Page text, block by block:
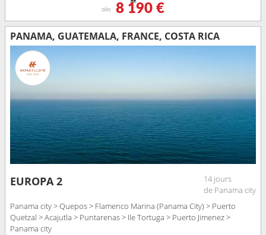
dès 8 190 €
PANAMA, GUATEMALA, FRANCE, COSTA RICA
EUROPA 2
14 jours
de Panama city
Panama city > Quepos > Flamenco Marina (Panama City) > Puerto
Quetzal > Acajutla > Puntarenas > Ile Tortuga > Puerto Jimenez >
Panama city